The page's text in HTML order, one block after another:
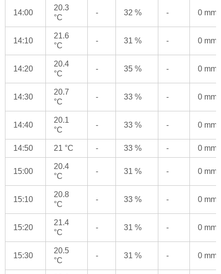
14:00
20.3
°C
- 32 % - 0 mm
14:10
21.6
°C
- 31 % - 0 mm
14:20
20.4
°C
- 35 % - 0 mm
14:30
20.7
°C
- 33 % - 0 mm
14:40
20.1
°C
- 33 % - 0 mm
14:50 21 °C - 33 % - 0 mm
15:00
20.4
°C
- 31 % - 0 mm
15:10
20.8
°C
- 33 % - 0 mm
15:20
21.4
°C
- 31 % - 0 mm
15:30
20.5
°C
- 31 % - 0 mm